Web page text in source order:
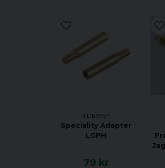
J DEWEY
Speciality Adapter
LGPH
79 kr